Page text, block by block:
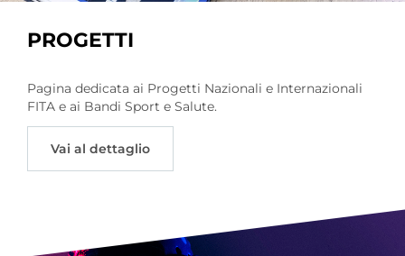
PROGETTI
Pagina dedicata ai Progetti Nazionali e Internazionali
FITA e ai Bandi Sport e Salute.
Vai al dettaglio